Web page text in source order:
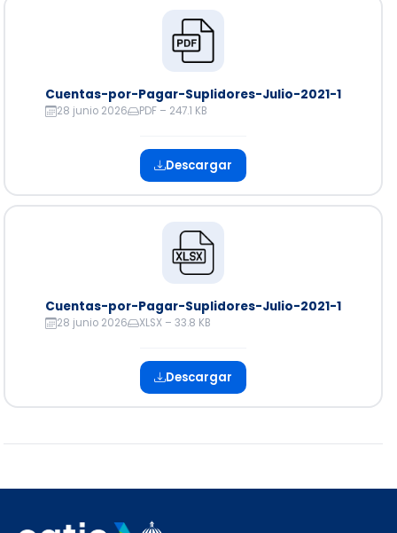
Cuentas-por-Pagar-Suplidores-Julio-2021-1
28 junio 2026 PDF – 247.1 KB
Descargar
Cuentas-por-Pagar-Suplidores-Julio-2021-1
28 junio 2026 XLSX – 33.8 KB
Descargar